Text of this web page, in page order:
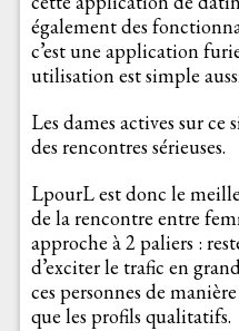
également des
c’est une application
utilisation est simple
Les dames actives sur
des rencontres sérieuses.
LpourL est donc le
de la rencontre entre
approche à 2 paliers :
d’exciter le trafic en
ces personnes de
que les profils qualitatifs.